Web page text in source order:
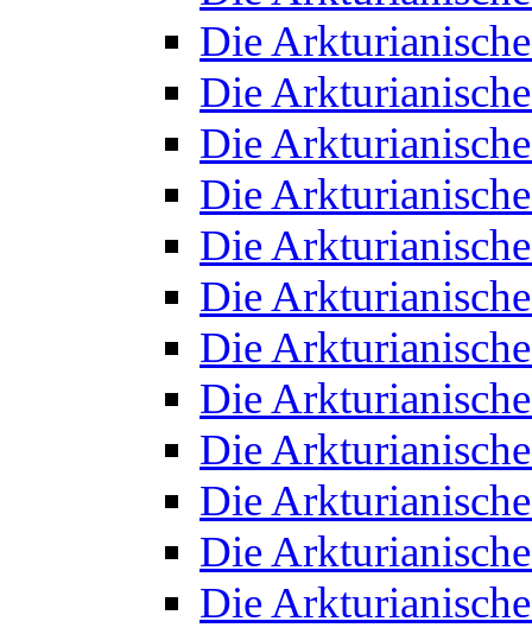
Die
Die
Die
Die
Die
Die
Die
Die
Die
Die
Die
Die